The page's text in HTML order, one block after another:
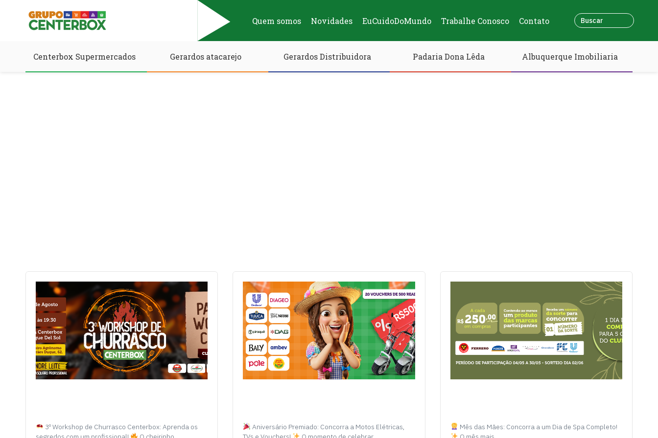
Quem somos Novidades EuCuidoDoMundo Trabalhe Conosco Contato
Centerbox Supermercados Gerardos atacarejo Gerardos Distribuidora Padaria Dona Lêda Albuquerque Imobiliaria
3º Workshop de Churrasco Centerbox: Aprenda os
Aniversário Premiado: Concorra a Motos Elétricas,
Mês das Mães: Concorra a um Dia de Spa Completo!